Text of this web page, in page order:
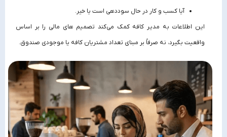
آیا کسب‌ و کار در حال سوددهی است یا خیر.
این اطلاعات به مدیر کافه کمک می‌کند تصمیم‌ های مالی را بر اساس
واقعیت بگیرد، نه صرفاً بر مبنای تعداد مشتریان کافه یا موجودی صندوق.